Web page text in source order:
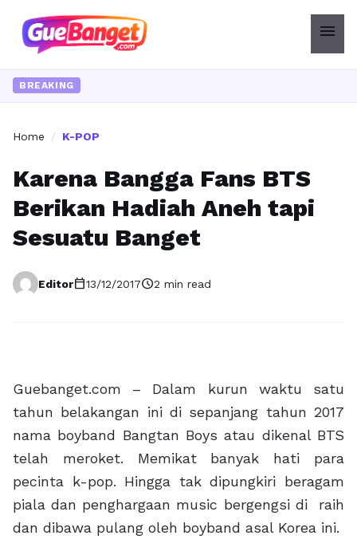
menu
BREAKING
Home / K-POP
Karena Bangga Fans BTS
Berikan Hadiah Aneh tapi
Sesuatu Banget
Editorcalendar_today13/12/2017schedule2 min read
Guebanget.com – Dalam kurun waktu satu
tahun belakangan ini di sepanjang tahun 2017
nama boyband Bangtan Boys atau dikenal BTS
telah meroket. Memikat banyak hati para
pecinta k-pop. Hingga tak dipungkiri beragam
piala dan penghargaan music bergengsi di raih
dan dibawa pulang oleh boyband asal Korea ini.